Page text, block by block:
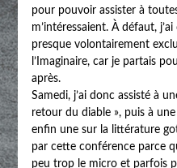
pour pouvoir assister à
m’intéressaient. À défaut,
presque volontairement
l’Imaginaire, car je partais
après.
Samedi, j’ai donc assisté à
retour du diable », puis à
enfin une sur la littérature
par cette conférence parce
peu trop le micro et parfois